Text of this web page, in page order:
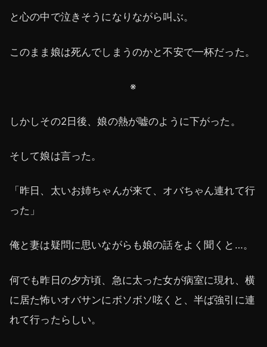
と心の中で泣きそうになりながら叫ぶ。
このまま娘は死んでしまうのかと不安で一杯だった。
※
しかしその2日後、娘の熱が嘘のように下がった。
そして娘は言った。
「昨日、太いお姉ちゃんが来て、オバちゃん連れて行
った」
俺と妻は疑問に思いながらも娘の話をよく聞くと…。
何でも昨日の夕方頃、急に太った女が病室に現れ、横
に居た怖いオバサンにボソボソ呟くと、半ば強引に連
れて行ったらしい。